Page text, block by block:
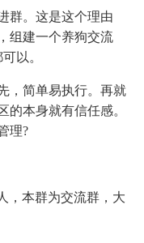
。这是这个理由
组建一个养狗交流
以。
简单易执行。再就
的本身就有信任感。
理?
本群为交流群，大